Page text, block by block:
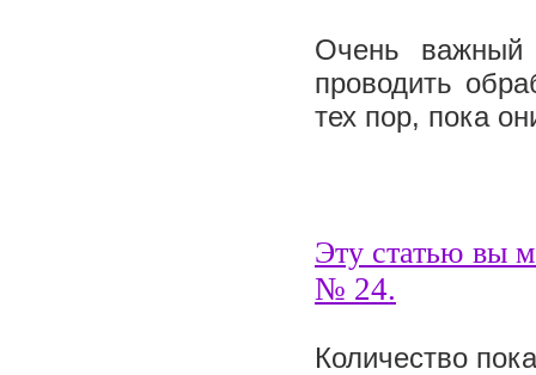
Очень важный
проводить
тех пор, пока
Эту статью вы
№ 24.
Количество